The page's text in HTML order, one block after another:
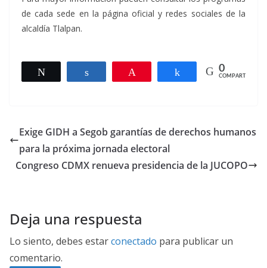
de cada sede en la página oficial y redes sociales de la
alcaldía Tlalpan.
Compartir Compartir
0
COMPARTIR
Exige GIDH a Segob garantías de derechos humanos
para la próxima jornada electoral
Congreso CDMX renueva presidencia de la JUCOPO
Deja una respuesta
Lo siento, debes estarconectado para publicar un
comentario.